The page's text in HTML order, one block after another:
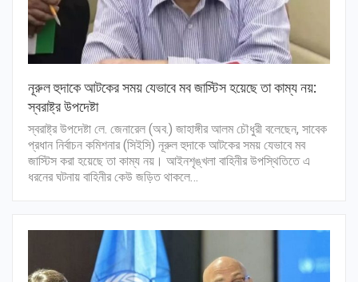
নূরুল হুদাকে আটকের সময় যেভাবে মব জাস্টিস হয়েছে তা কাম্য নয়:
স্বরাষ্ট্র উপদেষ্টা
স্বরাষ্ট্র উপদেষ্টা লে. জেনারেল (অব.) জাহাঙ্গীর আলম চৌধুরী বলেছেন, সাবেক
প্রধান নির্বাচন কমিশনার (সিইসি) নূরুল হুদাকে আটকের সময় যেভাবে মব
জাস্টিস করা হয়েছে তা কাম্য নয়। আইনশৃঙ্খলা বাহিনীর উপস্থিতিতে এ
ধরনের ঘটনায় বাহিনীর কেউ জড়িত থাকলে…